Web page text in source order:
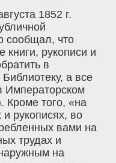
1852 г.
сообщал, что
книги, рукописи и
в
а все
Императорском
Кроме того, «на
рукописях, во
вами на
трудах и
на